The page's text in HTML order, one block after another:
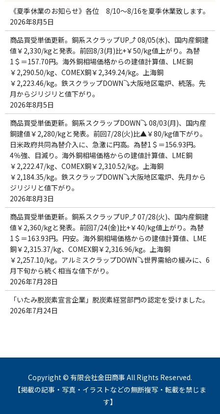
《夏季休業のお知らせ》各位 8/10～8/16を夏季休業致します。
2026年8月5日
商品買受単価更新。銅系スクラップUP⤴ 08/05(水)、国内産銅建
値￥2,330/kgと発表。前回8/3(月)比+￥50/kg値上がり。為替
1＄＝157.70円。海外銅相場価格からの建値計算値、LME銅
￥2,290.50/kg、COMEX銅￥2,349.24/kg。上海銅
￥2,223.46/kg。鉄スクラップDOWN⤵大阪地区電炉、続落。先
月からジリジリと値下がり。
2026年8月5日
商品買受単価更新。銅系スクラップDOWN⤵ 08/03(月)、国内産
銅建値￥2,280/kgと発表。前回7/28(火)比▲￥80/kg値下がり。
日米政府共同為替介入に、急激に円高。為替1＄＝156.93円。
4％強、目減り。海外銅相場価格からの建値計算値、LME銅
￥2,222.47/kg、COMEX銅￥2,310.52/kg。上海銅
￥2,184.35/kg。鉄スクラップDOWN⤵大阪地区電炉、先月から
ジリジリと値下がり。
2026年8月3日
商品買受単価更新。銅系スクラップUP⤴ 07/28(火)、国内産銅建
値￥2,360/kgと発表。前回7/24(金)比+￥40/kg値上がり。為替
1＄＝163.93円。円安。海外銅相場価格からの建値計算値、LME
銅￥2,315.37/kg、COMEX銅￥2,316.96/kg。上海銅
￥2,257.10/kg。アルミスクラップDOWN⤵世界需給の緩みに、6
月下旬から続く相当な値下がり。
2026年7月28日
「いたみ脱炭素宣言企業」脱炭素経営部門の認定を受けました。
2026年7月24日
Copyright © 有限会社金田商事 All Rights Reserved.
【掲載の記事・写真・イラストなどの無断複写・転載を禁じま
す】